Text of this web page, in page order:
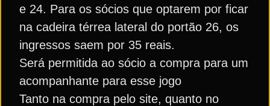
e 24. Para os sócios que optarem por ficar
na cadeira térrea lateral do portão 26, os
ingressos saem por 35 reais.
Será permitida ao sócio a compra para um
acompanhante para esse jogo
Tanto na compra pelo site, quanto no